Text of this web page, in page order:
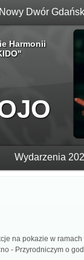
Nowy Dwór
Harmonii
Wydarzenia
na pokazie w ramach
- Przyrodniczym o